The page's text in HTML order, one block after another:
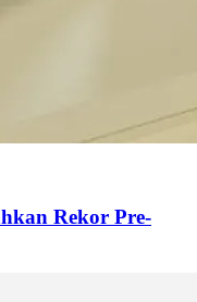
Rekor Pre-